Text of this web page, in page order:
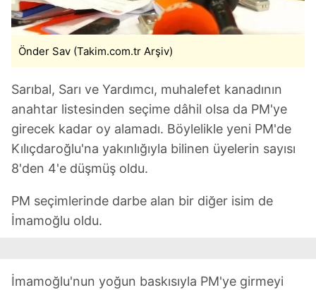
Önder Sav (Takim.com.tr Arşiv)
Sarıbal, Sarı ve Yardımcı, muhalefet kanadının
anahtar listesinden seçime dâhil olsa da PM'ye
girecek kadar oy alamadı. Böylelikle yeni PM'de
Kılıçdaroğlu'na yakınlığıyla bilinen üyelerin sayısı
8'den 4'e düşmüş oldu.
PM seçimlerinde darbe alan bir diğer isim de
İmamoğlu oldu.
İmamoğlu'nun yoğun baskısıyla PM'ye girmeyi